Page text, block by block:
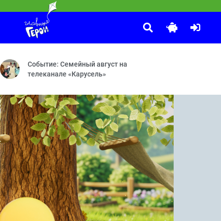
танцы от души — Унесённые ветром — Космические
— Молчанка — Лягушонок — Книжное дело —
С добрым утром, малыши!
Герои легендарной программы «Спокойной ночи, малыши!»
Событие: Семейный август на
телеканале «Карусель»